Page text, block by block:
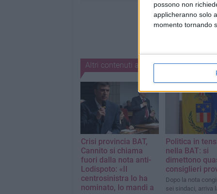
possono non
applicheranno solo
momento tornando
Altri contenuti a tema
Crisi provincia BAT,
Cannito si chiama
fuori dalla nota anti-
Lodispoto: «Il
centrosinistra lo ha
nominato, lo mandi a
Politica in
nella BAT: si
dimettono
consiglieri
Dopo la nota
sei sindaci, arriva